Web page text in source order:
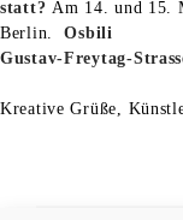
statt? Am 14. und 15.
Berlin.Osbili
Gustav-Freytag-
Kreative Grüße,